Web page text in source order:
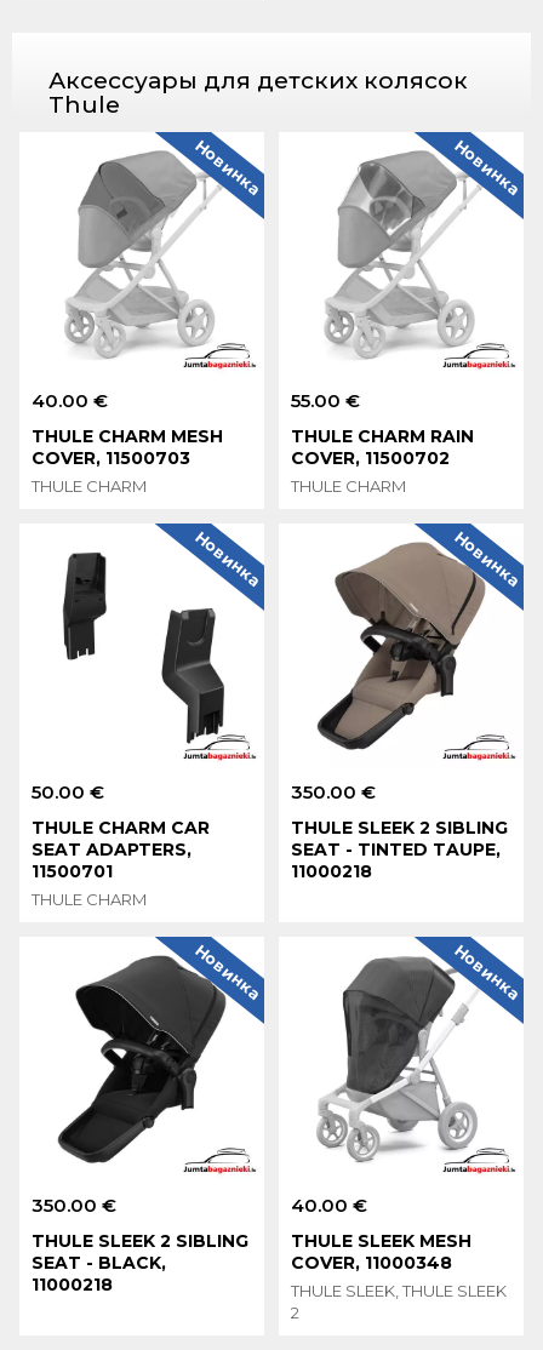
Аксессуары для детских колясок
Thule
40.00 €
THULE CHARM MESH
COVER, 11500703
THULE CHARM
Новинка
55.00 €
THULE CHARM RAIN
COVER, 11500702
THULE CHARM
Новинка
50.00 €
THULE CHARM CAR
SEAT ADAPTERS,
11500701
THULE CHARM
Новинка
350.00 €
THULE SLEEK 2 SIBLING
SEAT - TINTED TAUPE,
11000218
Новинка
350.00 €
THULE SLEEK 2 SIBLING
SEAT - BLACK,
11000218
Новинка
40.00 €
THULE SLEEK MESH
COVER, 11000348
THULE SLEEK, THULE SLEEK
2
Новинка